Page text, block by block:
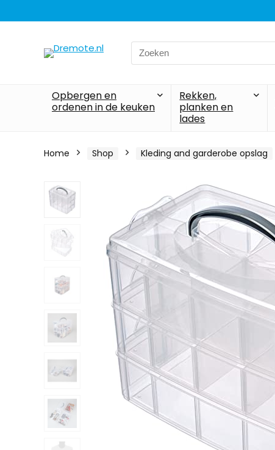
Search
for:
Opbergen en
ordenen in de keuken
Rekken,
planken en
lades
Home Shop Kleding and garderobe opslag